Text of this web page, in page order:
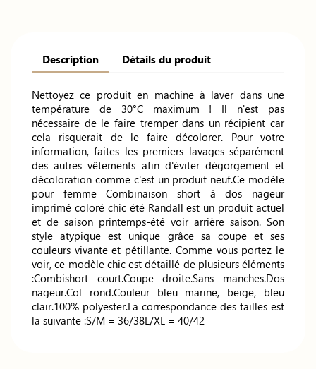
Description Détails du produit
Nettoyez ce produit en machine à laver dans une
température de 30°C maximum ! Il n'est pas
nécessaire de le faire tremper dans un récipient car
cela risquerait de le faire décolorer. Pour votre
information, faites les premiers lavages séparément
des autres vêtements afin d'éviter dégorgement et
décoloration comme c'est un produit neuf.Ce modèle
pour femme Combinaison short à dos nageur
imprimé coloré chic été Randall est un produit actuel
et de saison printemps-été voir arrière saison. Son
style atypique est unique grâce sa coupe et ses
couleurs vivante et pétillante. Comme vous portez le
voir, ce modèle chic est détaillé de plusieurs éléments
:Combishort court.Coupe droite.Sans manches.Dos
nageur.Col rond.Couleur bleu marine, beige, bleu
clair.100% polyester.La correspondance des tailles est
la suivante :S/M = 36/38L/XL = 40/42